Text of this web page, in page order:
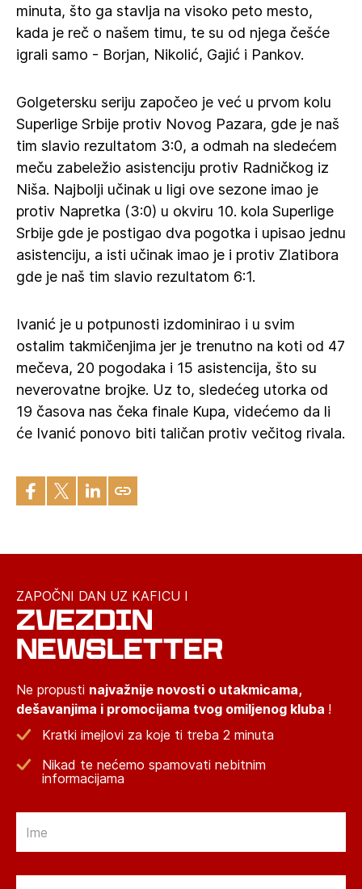
minuta, što ga stavlja na visoko peto mesto,
kada je reč o našem timu, te su od njega češće
igrali samo - Borjan, Nikolić, Gajić i Pankov.
Golgetersku seriju započeo je već u prvom kolu
Superlige Srbije protiv Novog Pazara, gde je naš
tim slavio rezultatom 3:0, a odmah na sledećem
meču zabeležio asistenciju protiv Radničkog iz
Niša. Najbolji učinak u ligi ove sezone imao je
protiv Napretka (3:0) u okviru 10. kola Superlige
Srbije gde je postigao dva pogotka i upisao jednu
asistenciju, a isti učinak imao je i protiv Zlatibora
gde je naš tim slavio rezultatom 6:1.
Ivanić je u potpunosti izdominirao i u svim
ostalim takmičenjima jer je trenutno na koti od 47
mečeva, 20 pogodaka i 15 asistencija, što su
neverovatne brojke. Uz to, sledećeg utorka od
19 časova nas čeka finale Kupa, videćemo da li
će Ivanić ponovo biti taličan protiv večitog rivala.
ZAPOČNI DAN UZ KAFICU I
ZVEZDIN
NEWSLETTER
Ne propusti najvažnije novosti o utakmicama,
dešavanjima i promocijama tvog omiljenog kluba !
Kratki imejlovi za koje ti treba 2 minuta
Nikad te nećemo spamovati nebitnim
informacijama